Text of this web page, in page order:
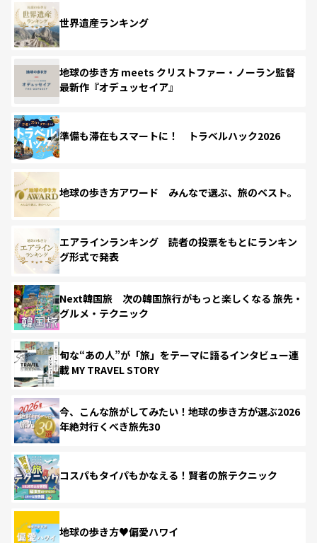
世界遺産ランキング
地球の歩き方 meets クリストファー・ノーラン監督
最新作『オデュッセイア』
準備も滞在もスマートに！ トラベルハック2026
地球の歩き方アワード みんなで選ぶ、旅のベスト。
エアラインランキング 読者の投票をもとにランキン
グ形式で発表
Next韓国旅 次の韓国旅行がもっと楽しくなる 旅先・
グルメ・テクニック
旬な“あの人”が「旅」をテーマに語るインタビュー連
載 MY TRAVEL STORY
今、こんな旅がしてみたい！地球の歩き方が選ぶ2026
年絶対行くべき旅先30
コスパもタイパもかなえる！賢者の旅テクニック
地球の歩き方♥偏愛ハワイ